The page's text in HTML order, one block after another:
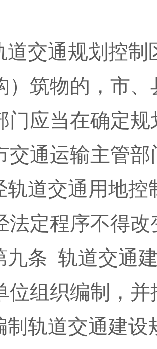
道交通规划控制
）筑物的，市
门应当在确定
交通运输主管部
轨道交通用地控
法定程序不得改
九条 轨道交通
位组织编制，
制轨道交通建设